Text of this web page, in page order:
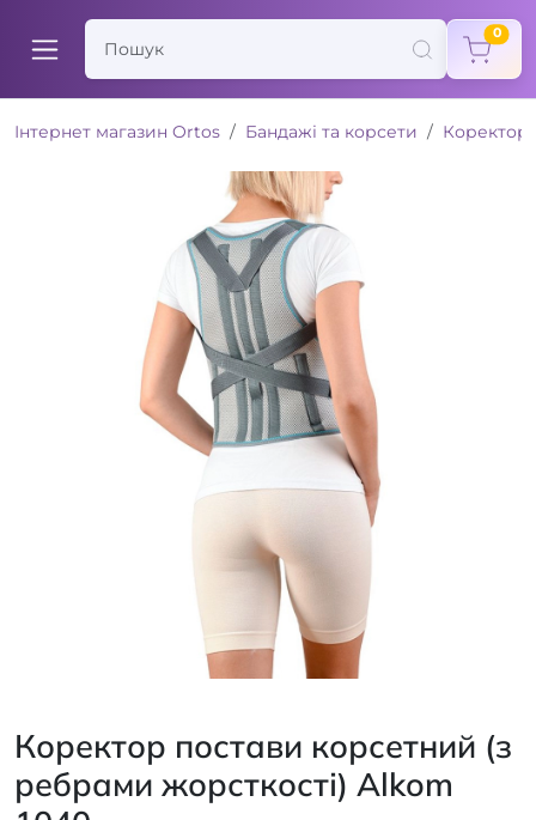
0
Інтернет магазин Ortos Бандажі та корсети
Коректор постави корсетний (з
ребрами жорсткості) Alkom